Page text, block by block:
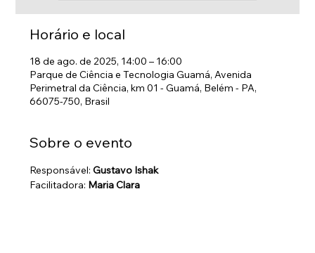
Horário e local
18 de ago. de 2025, 14:00 – 16:00
Parque de Ciência e Tecnologia Guamá, Avenida
Perimetral da Ciência, km 01 - Guamá, Belém - PA,
66075-750, Brasil
Sobre o evento
Responsável: Gustavo Ishak
Facilitadora: Maria Clara